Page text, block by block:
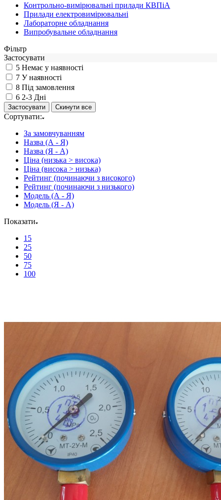
Контрольно-вимірювальні прилади КВПіА
Прилади електровимірювальні
Лабораторне обладнання
Випробувальне обладнання
Фiльтр
Застосувати
5 Немає у наявності
7 У наявності
8 Під замовлення
6 2-3 Дні
Сортувати:
За замовчуванням
Назва (А - Я)
Назва (Я - А)
Ціна (низька > висока)
Ціна (висока > низька)
Рейтинг (починаючи з високого)
Рейтинг (починаючи з низького)
Модель (А - Я)
Модель (Я - А)
Показати
15
25
50
75
100